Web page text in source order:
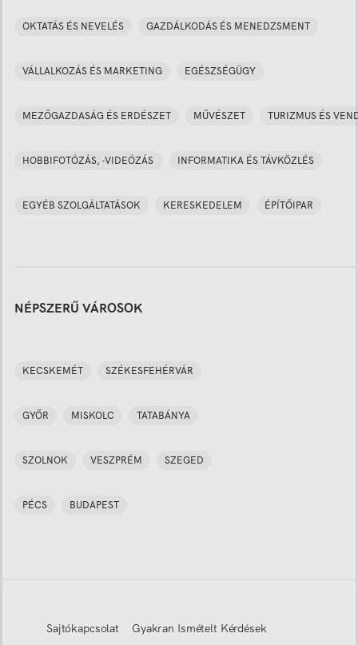
OKTATÁS ÉS NEVELÉS GAZDÁLKODÁS ÉS MENEDZSMENT
VÁLLALKOZÁS ÉS MARKETING EGÉSZSÉGÜGY
MEZŐGAZDASÁG ÉS ERDÉSZET MŰVÉSZET TURIZMUS ÉS
HOBBIFOTÓZÁS, -VIDEÓZÁS INFORMATIKA ÉS TÁVKÖZLÉS
EGYÉB SZOLGÁLTATÁSOK KERESKEDELEM ÉPÍTŐIPAR
NÉPSZERŰ VÁROSOK
KECSKEMÉT SZÉKESFEHÉRVÁR
GYŐR MISKOLC TATABÁNYA
SZOLNOK VESZPRÉM SZEGED
PÉCS BUDAPEST
Sajtókapcsolat Gyakran Ismételt Kérdések